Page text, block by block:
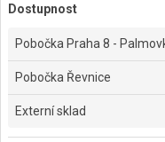
Dostupnost
Pobočka Praha 8 -
Pobočka Řevnice
Externí sklad